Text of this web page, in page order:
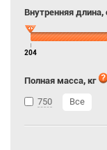
Внутренняя длина,
204
Полная масса, кг
750
Все